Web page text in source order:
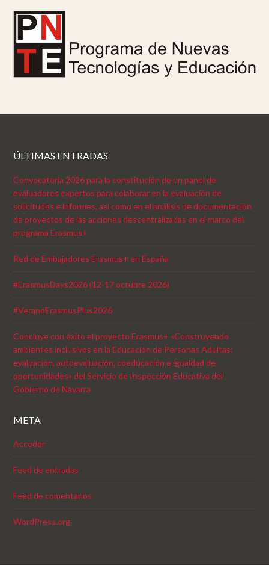
ÚLTIMAS ENTRADAS
Convocatoria 2026 para la constitución de un panel de
evaluadores expertos para colaborar en la evaluación de
solicitudes e informes, así como en el análisis de documentación
de proyectos de las acciones descentralizadas en el marco del
programa Erasmus+
Red de Embajadores Erasmus+ en España
#ErasmusDays2026 (12-17 octubre 2026)
#VeranoErasmusPlus2026
Concluye con éxito el proyecto Erasmus+ «Construyendo
ambientes inclusivos en la Educación de Personas Adultas:
evaluación, autoevaluación, coeducación e igualdad de
oportunidades» del Servicio de Inspección Educativa del
Gobierno de Navarra
META
Acceder
Feed de entradas
Feed de comentarios
WordPress.org